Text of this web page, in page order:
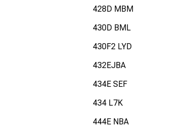
428D MBM
430D BML
430F2 LYD
432EJBA
434E SEF
434 L7K
444E NBA